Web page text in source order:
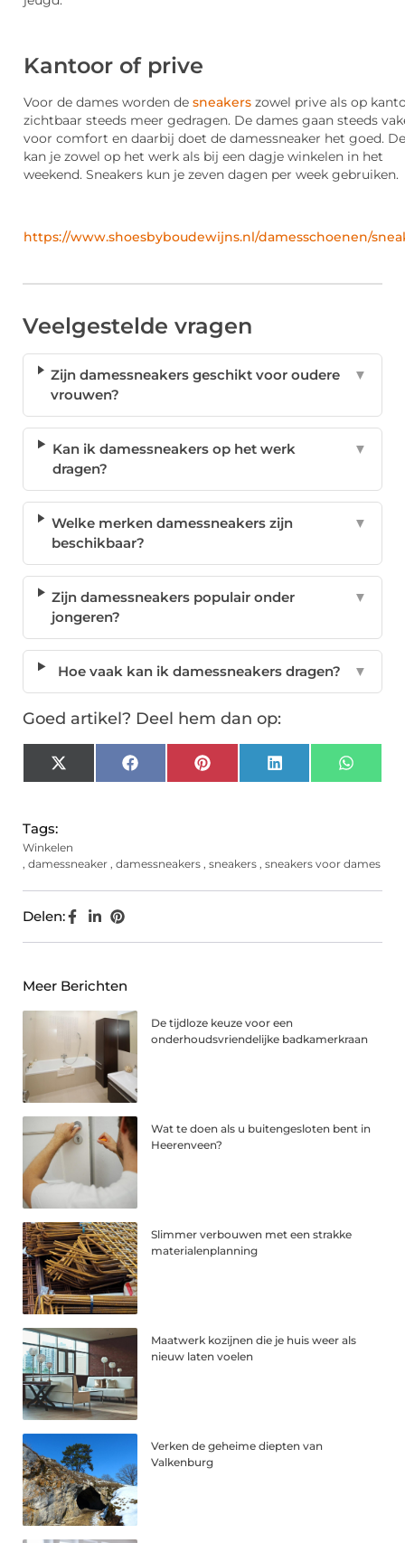
Kantoor of prive
Voor de dames worden de sneakers zowel prive als op
zichtbaar steeds meer gedragen. De dames gaan steeds
voor comfort en daarbij doet de damessneaker het goed.
kan je zowel op het werk als bij een dagje winkelen in het
weekend. Sneakers kun je zeven dagen per week gebruiken.
https://www.shoesbyboudewijns.nl/damesschoenen/
Veelgestelde vragen
Zijn damessneakers geschikt voor oudere
vrouwen?
▼
Kan ik damessneakers op het werk
dragen?
▼
Welke merken damessneakers zijn
beschikbaar?
▼
Zijn damessneakers populair onder
jongeren?
▼
Hoe vaak kan ik damessneakers dragen? ▼
Goed artikel? Deel hem dan op:
X
(Twitter)
FacebookPinterest LinkedIn
Tags:
Winkelen
, damessneaker , damessneakers , sneakers , sneakers voor dames
Delen:
Meer Berichten
De tijdloze keuze voor een
onderhoudsvriendelijke badkamerkraan
Wat te doen als u buitengesloten bent in
Heerenveen?
Slimmer verbouwen met een strakke
materialenplanning
Maatwerk kozijnen die je huis weer als
nieuw laten voelen
Verken de geheime diepten van
Valkenburg